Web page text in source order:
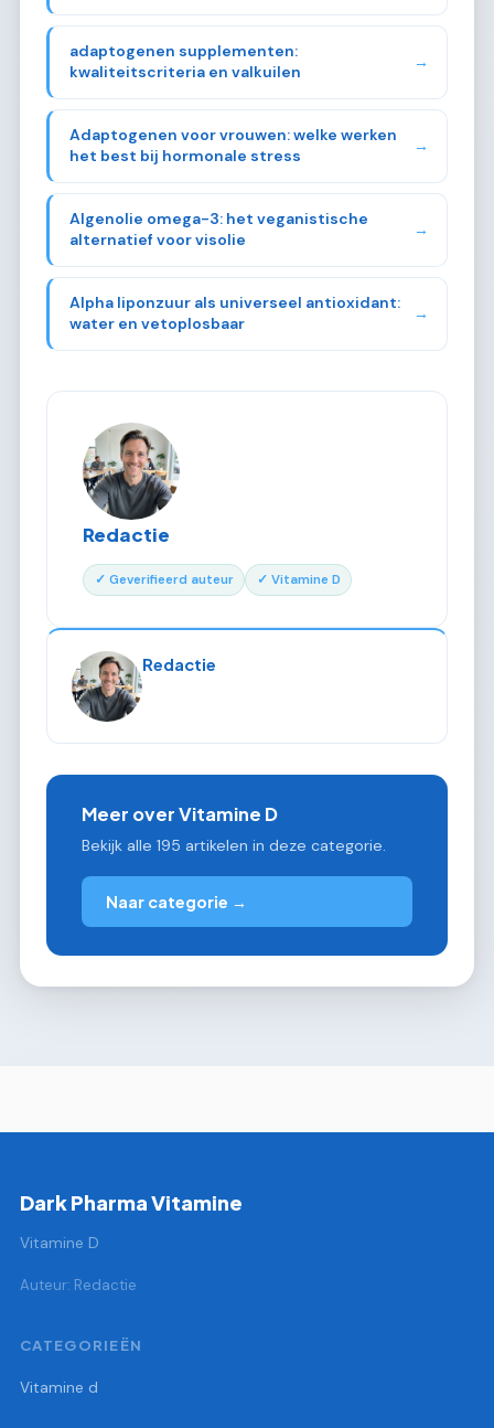
adaptogenen supplementen:
kwaliteitscriteria en valkuilen
→
Adaptogenen voor vrouwen: welke werken
het best bij hormonale stress
→
Algenolie omega-3: het veganistische
alternatief voor visolie
→
Alpha liponzuur als universeel antioxidant:
water en vetoplosbaar
→
Redactie
✓ Geverifieerd auteur ✓ Vitamine D
Redactie
Meer over Vitamine D
Bekijk alle 195 artikelen in deze categorie.
Naar categorie →
Dark Pharma Vitamine
Vitamine D
Auteur: Redactie
CATEGORIEËN
Vitamine d